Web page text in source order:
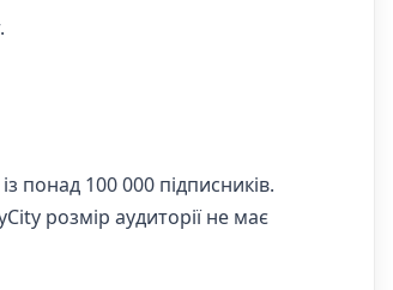
понад 100 000 підписників.
розмір аудиторії не має